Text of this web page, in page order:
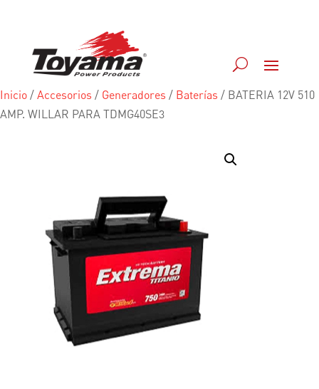
Inicio / Accesorios / Generadores / Baterías / BATERIA 12V 510
AMP. WILLAR PARA TDMG40SE3